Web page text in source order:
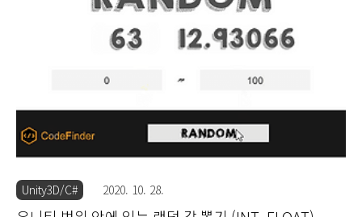
이템에 대한 기대와 획득했을 때의 짜릿함을 더 느끼게 합니다. 유
니티에서는 이 기능을 쉽게 구현할 수 있습니다. 구현 방식은 배열
에 원하는 아이템에 대한 정보를 넣어두고 그 배열에 대한 랜덤 인덱
Unity3D/C# 2020. 10. 28.